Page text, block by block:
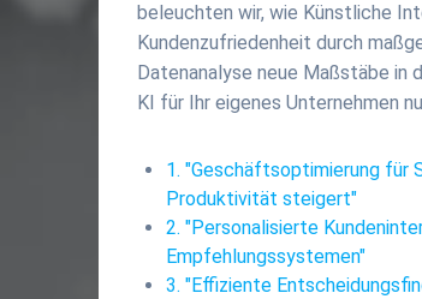
beleuchten wir, wie Künstliche
Kundenzufriedenheit durch
Datenanalyse neue Maßstäbe in
KI für Ihr eigenes Unternehmen
1. "Geschäftsoptimierung für
Produktivität steigert"
2. "Personalisierte
Empfehlungssystemen"
3. "Effiziente